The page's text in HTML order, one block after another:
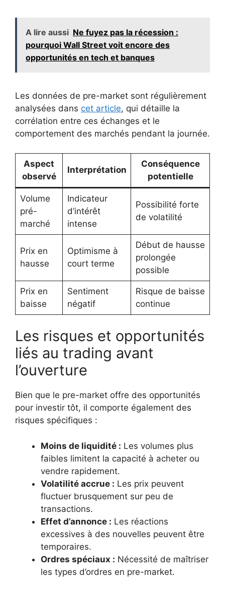
A lire aussi Ne fuyez pas la récession :
pourquoi Wall Street voit encore des
opportunités en tech et banques
Les données de pre-market sont régulièrement
analysées dans cet article, qui détaille la
corrélation entre ces échanges et le
comportement des marchés pendant la journée.
Aspect
observé
Interprétation
Conséquence
potentielle
Volume
pré-
marché
Indicateur
d’intérêt
intense
Possibilité forte
de volatilité
Prix en
hausse
Optimisme à
court terme
Début de hausse
prolongée
possible
Prix en
baisse
Sentiment
négatif
Risque de baisse
continue
Les risques et opportunités
liés au trading avant
l’ouverture
Bien que le pre-market offre des opportunités
pour investir tôt, il comporte également des
risques spécifiques :
Moins de liquidité : Les volumes plus
faibles limitent la capacité à acheter ou
vendre rapidement.
Volatilité accrue : Les prix peuvent
fluctuer brusquement sur peu de
transactions.
Effet d’annonce : Les réactions
excessives à des nouvelles peuvent être
temporaires.
Ordres spéciaux : Nécessité de maîtriser
les types d’ordres en pre-market.